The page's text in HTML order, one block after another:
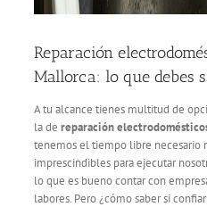
Reparación
Mallorca: lo que debes
A tu alcance tienes multitud de
la de reparación
tenemos el tiempo libre necesario
imprescindibles para ejecutar
lo que es bueno contar con
labores. Pero ¿cómo saber si